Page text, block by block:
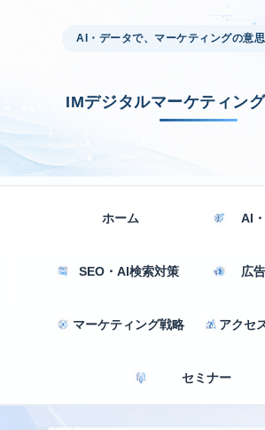
AI・データで、マーケティングの意
IMデジタルマーケティン
ホーム AI
SEO・AI検索対策 広
マーケティング戦略
セミナー